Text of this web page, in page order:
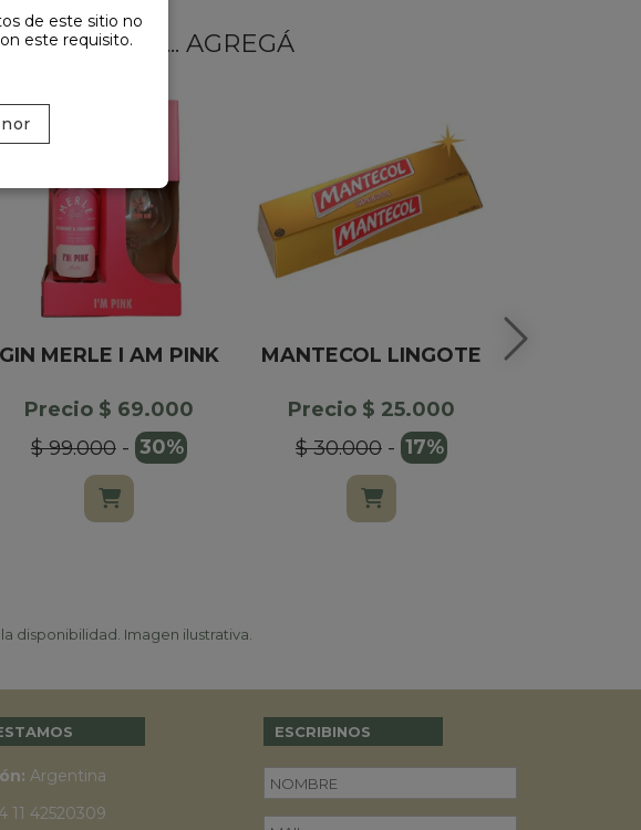
ESPECIAL... AGREGÁ
GIN MERLE I AM PINK
Precio $ 69.000
$ 99.000- 30%
MANTECOL LINGOTE
Precio $ 25.000
$ 30.000- 17%
disponibilidad. Imagen ilustrativa.
Argentina
11 42520309
ESCRIBINOS
de este sitio no
este requisito.